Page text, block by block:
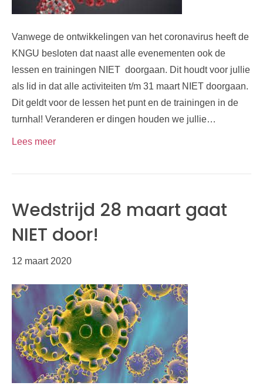
Vanwege de ontwikkelingen van het coronavirus heeft de
KNGU besloten dat naast alle evenementen ook de
lessen en trainingen NIET doorgaan. Dit houdt voor jullie
als lid in dat alle activiteiten t/m 31 maart NIET doorgaan.
Dit geldt voor de lessen het punt en de trainingen in de
turnhal! Veranderen er dingen houden we jullie…
Lees meer
Wedstrijd 28 maart gaat
NIET door!
12 maart 2020